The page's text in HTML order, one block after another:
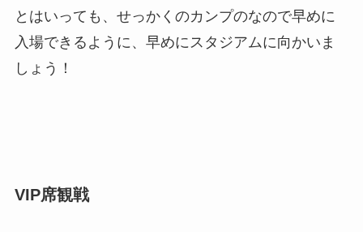
とはいっても、せっかくのカンプのなので早めに
入場できるように、早めにスタジアムに向かいま
しょう！
VIP席観戦